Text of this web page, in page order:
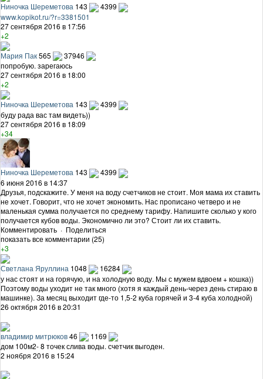
Ниночка Шереметова 143
4399
www.kopikot.ru/?r=3381501
27 сентября 2016 в 17:56
+2
Мария Пак565
37946
попробую. зарегаюсь
27 сентября 2016 в 18:00
+2
Ниночка Шереметова 143
4399
буду рада вас там видеть))
27 сентября 2016 в 18:09
+34
Ниночка Шереметова 143
4399
6 июня 2016 в 14:37
Друзья, подскажите. У меня на воду счетчиков не стоит. Моя мама их ставить
не хочет. Говорит, что не хочет экономить. Нас прописано четверо и не
маленькая сумма получается по среднему тарифу. Напишите сколько у кого
получается кубов воды. Экономично ли это? Стоит ли их ставить.
Комментировать · Поделиться
показать все комментарии (25)
+3
Светлана Яруллина 1048
16284
у нас стоят и на горячую, и на холодную воду. Мы с мужем вдвоем + кошка))
Поэтому воды уходит не так много (хотя я каждый день-через день стираю в
машинке). За месяц выходит где-то 1,5-2 куба горячей и 3-4 куба холодной)
26 октября 2016 в 20:31
владимир митрюков46
1169
дом 100м2- 8 точек слива воды. счетчик выгоден.
2 ноября 2016 в 15:24